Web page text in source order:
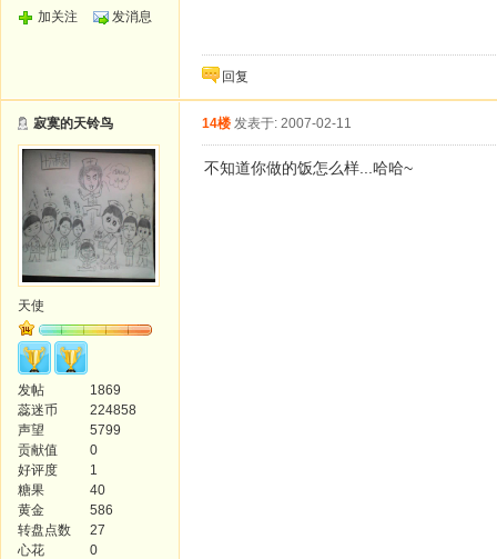
加关注
发消息
回复
寂寞的天铃鸟
天使
发帖
1869
蕊迷币
224858
声望
5799
贡献值
0
好评度
1
糖果
40
黄金
586
转盘点数
27
心花
0
14楼 发表于: 2007-02-11
不知道你做的饭怎么样...哈哈~